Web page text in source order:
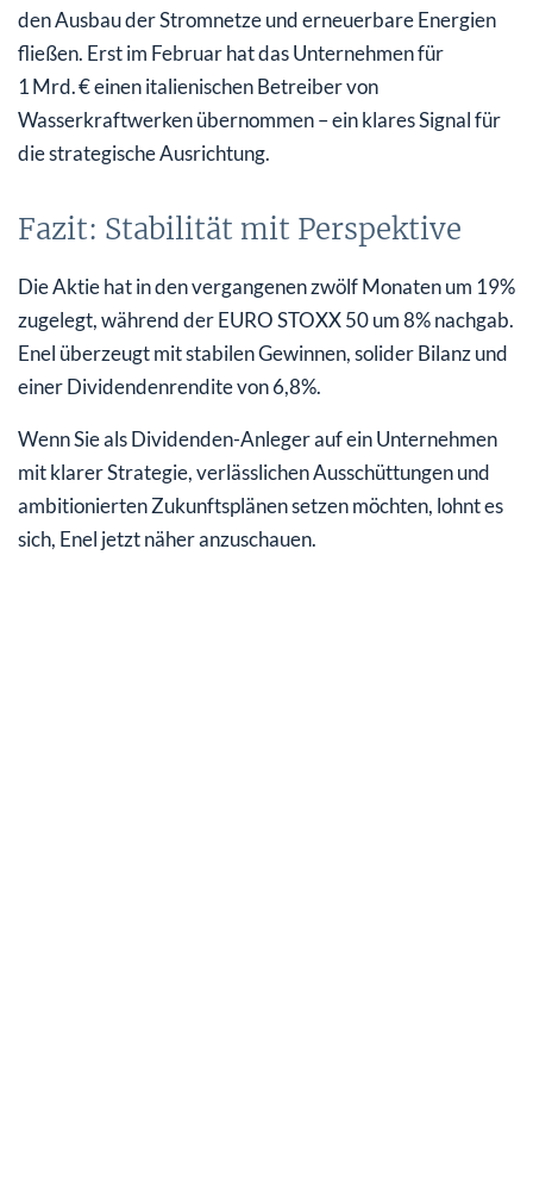
den Ausbau der Stromnetze und erneuerbare Energien
fließen. Erst im Februar hat das Unternehmen für
1 Mrd. € einen italienischen Betreiber von
Wasserkraftwerken übernommen – ein klares Signal für
die strategische Ausrichtung.
Fazit: Stabilität mit Perspektive
Die Aktie hat in den vergangenen zwölf Monaten um 19%
zugelegt, während der EURO STOXX 50 um 8% nachgab.
Enel überzeugt mit stabilen Gewinnen, solider Bilanz und
einer Dividendenrendite von 6,8%.
Wenn Sie als Dividenden-Anleger auf ein Unternehmen
mit klarer Strategie, verlässlichen Ausschüttungen und
ambitionierten Zukunftsplänen setzen möchten, lohnt es
sich, Enel jetzt näher anzuschauen.